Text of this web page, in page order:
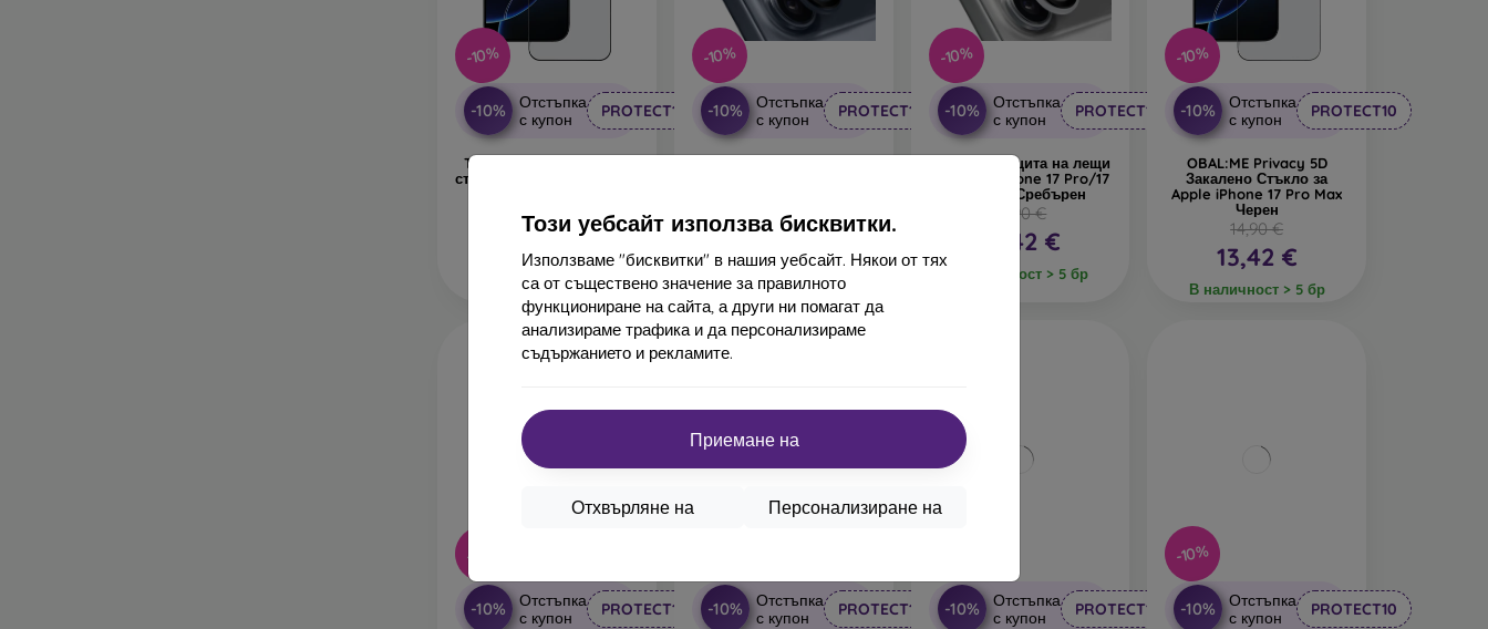
Този уебсайт използва бисквитки.
Използваме "бисквитки" в нашия уебсайт. Някои от тях
са от съществено значение за правилното
функциониране на сайта, а други ни помагат да
анализираме трафика и да персонализираме
съдържанието и рекламите.
Приемане на
Персонализиране на
Отхвърляне на
-10%
-10%
Отстъпка
с купон
PROTECT10
Tactical Glass Shield 5D
стъкло за Apple iPhone 17
14,90 €
13,42 €
-10%
-10%
Отстъпка
с купон
PROTECT10
14,90 €
13,42 €
В наличност > 5 бр
-10%
-10%
Отстъпка
с купон
PROTECT10
OBAL:ME Защита на лещи
за Apple iPhone 17 Pro/17
Pro Max Сребърен
14,90 €
13,42 €
В наличност > 5 бр
-10%
-10%
Отстъпка
с купон
PROTECT10
OBAL:ME Privacy 5D
Закалено Стъкло за
Apple iPhone 17 Pro Max
Черен
14,90 €
13,42 €
В наличност > 5 бр
-10%
-10%
Отстъпка
с купон
PROTECT10 -10%
Отстъпка
с купон
PROTECT10 -10%
Отстъпка
с купон
PROTECT10
-10%
-10%
Отстъпка
с купон
PROTECT10